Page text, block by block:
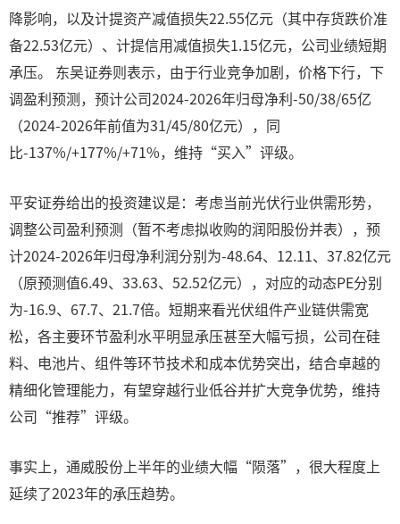
降影响，以及计提资产减值损失22.55亿元（其中存货跌价准
备22.53亿元）、计提信用减值损失1.15亿元，公司业绩短期
承压。 东吴证券则表示，由于行业竞争加剧，价格下行，下
调盈利预测，预计公司2024-2026年归母净利-50/38/65亿
（2024-2026年前值为31/45/80亿元），同
比-137%/+177%/+71%，维持“买入”评级。
平安证券给出的投资建议是：考虑当前光伏行业供需形势，
调整公司盈利预测（暂不考虑拟收购的润阳股份并表），预
计2024-2026年归母净利润分别为-48.64、12.11、37.82亿元
（原预测值6.49、33.63、52.52亿元），对应的动态PE分别
为-16.9、67.7、21.7倍。短期来看光伏组件产业链供需宽
松，各主要环节盈利水平明显承压甚至大幅亏损，公司在硅
料、电池片、组件等环节技术和成本优势突出，结合卓越的
精细化管理能力，有望穿越行业低谷并扩大竞争优势，维持
公司“推荐”评级。
事实上，通威股份上半年的业绩大幅“陨落”，很大程度上
延续了2023年的承压趋势。